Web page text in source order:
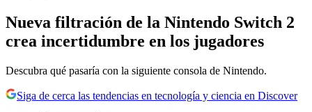
Nueva filtración de la Nintendo Switch 2
crea incertidumbre en los jugadores
Descubra qué pasaría con la siguiente consola de Nintendo.
Siga de cerca las tendencias en tecnología y ciencia en Discover